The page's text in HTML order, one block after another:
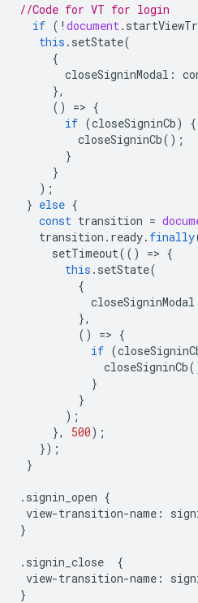
//Code for VT for login
if ( ! document .
this . setState(
{
closeSigninModal :
},
()
=> {
if (closeSigninCb)
{
closeSigninCb();
}
}
);
} else {
const transition =
transition . ready. finally
setTimeout(() => {
this . setState(
{
closeSigninModal
},
()
=> {
if (
closeSigninCb
}
}
);
},
500);
});
}
. signin_open {
view-transition-name :
}
. signin_close
{
view-transition-name :
}